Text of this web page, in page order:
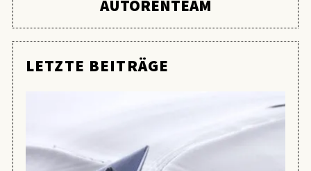
AUTORENTEAM
LETZTE BEITRÄGE